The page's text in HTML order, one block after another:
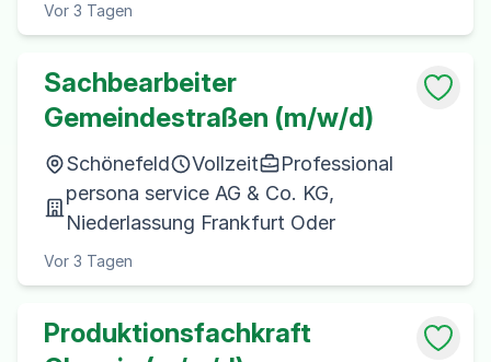
Vor 3 Tagen
Sachbearbeiter
Gemeindestraßen (m/w/d)
Schönefeld Vollzeit
Professional
persona service AG & Co. KG,
Niederlassung Frankfurt Oder
Vor 3 Tagen
Produktionsfachkraft